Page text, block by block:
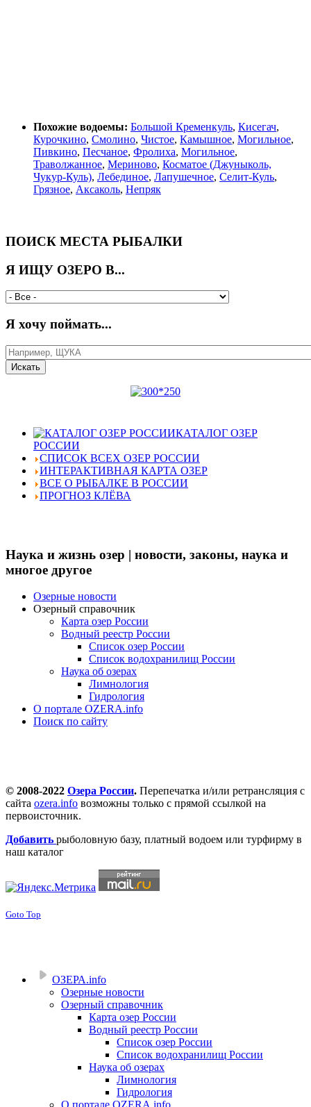
Похожие водоемы: Большой Кременкуль, Кисегач,
Курочкино, Смолино, Чистое, Камышное, Могильное,
Пивкино, Песчаное, Фролиха, Могильное,
Траволжанное, Мериново, Косматое (Джуныколь,
Чукур-Куль), Лебединое, Лапушечное, Селит-Куль,
Грязное, Аксаколь, Непряк
ПОИСК МЕСТА РЫБАЛКИ
Я ИЩУ ОЗЕРО В...
Я хочу поймать...
КАТАЛОГ ОЗЕР
РОССИИ
СПИСОК ВСЕХ ОЗЕР РОССИИ
ИНТЕРАКТИВНАЯ КАРТА ОЗЕР
ВСЕ О РЫБАЛКЕ В РОССИИ
ПРОГНОЗ КЛЁВА
Наука и жизнь озер | новости, законы, наука и
многое другое
Озерные новости
Озерный справочник
Карта озер России
Водный реестр России
Список озер России
Список водохранилищ России
Наука об озерах
Лимнология
Гидрология
О портале OZERA.info
Поиск по сайту
© 2008-2022 Озера России. Перепечатка и/или ретрансляция с
сайта ozera.info возможны только с прямой ссылкой на
первоисточник.
Добавить рыболовную базу, платный водоем или турфирму в
наш каталог
Goto Top
ОЗЕРА.info
Озерные новости
Озерный справочник
Карта озер России
Водный реестр России
Список озер России
Список водохранилищ России
Наука об озерах
Лимнология
Гидрология